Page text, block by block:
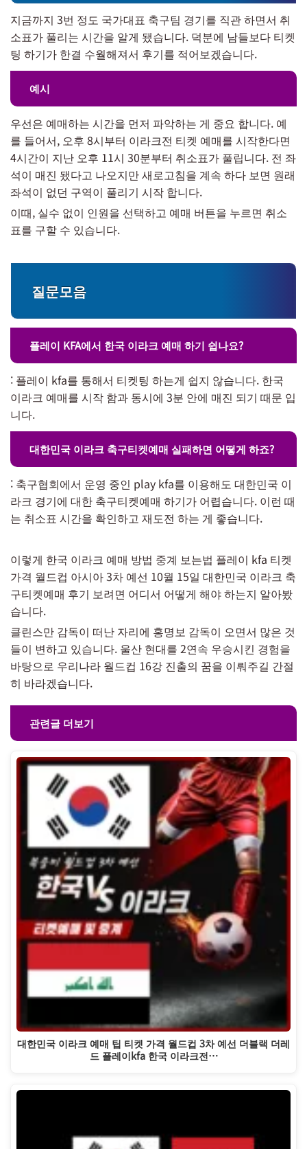
지금까지 3번 정도 국가대표 축구팀 경기를 직관 하면서 취
소표가 풀리는 시간을 알게 됐습니다. 덕분에 남들보다 티켓
팅 하기가 한결 수월해져서 후기를 적어보겠습니다.
예시
우선은 예매하는 시간을 먼저 파악하는 게 중요 합니다. 예
를 들어서, 오후 8시부터 이라크전 티켓 예매를 시작한다면
4시간이 지난 오후 11시 30분부터 취소표가 풀립니다. 전 좌
석이 매진 됐다고 나오지만 새로고침을 계속 하다 보면 원래
좌석이 없던 구역이 풀리기 시작 합니다.
이때, 실수 없이 인원을 선택하고 예매 버튼을 누르면 취소
표를 구할 수 있습니다.
질문모음
플레이 KFA에서 한국 이라크 예매 하기 쉽나요?
: 플레이 kfa를 통해서 티켓팅 하는게 쉽지 않습니다. 한국
이라크 예매를 시작 함과 동시에 3분 안에 매진 되기 때문 입
니다.
대한민국 이라크 축구티켓예매 실패하면 어떻게 하죠?
: 축구협회에서 운영 중인 play kfa를 이용해도 대한민국 이
라크 경기에 대한 축구티켓예매 하기가 어렵습니다. 이런 때
는 취소표 시간을 확인하고 재도전 하는 게 좋습니다.
이렇게 한국 이라크 예매 방법 중계 보는법 플레이 kfa 티켓
가격 월드컵 아시아 3차 예선 10월 15일 대한민국 이라크 축
구티켓예매 후기 보려면 어디서 어떻게 해야 하는지 알아봤
습니다.
클린스만 감독이 떠난 자리에 홍명보 감독이 오면서 많은 것
들이 변하고 있습니다. 울산 현대를 2연속 우승시킨 경험을
바탕으로 우리나라 월드컵 16강 진출의 꿈을 이뤄주길 간절
히 바라겠습니다.
관련글 더보기
대한민국 이라크 예매 팁 티켓 가격 월드컵 3차 예선 더블랙 더레
드 플레이kfa 한국 이라크전…